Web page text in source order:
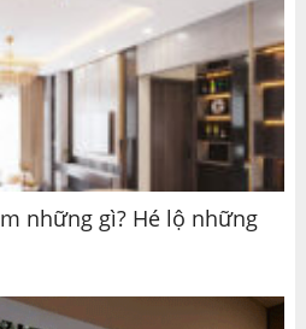
những gì? Hé lộ những